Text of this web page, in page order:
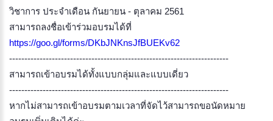
วิชาการ ประจำเดือน กันยายน - ตุลาคม 2561
สามารถลงชื่อเข้าร่วมอบรมได้ที่
https://goo.gl/forms/DKbJNKnsJfBUEKv62
------------------------------------------------------------------------
สามารถเข้าอบรมได้ทั้งแบบกลุ่มและแบบเดี่ยว
------------------------------------------------------------------------
หากไม่สามารถเข้าอบรมตามเวลาที่จัดไว้สามารถขอนัดหมาย